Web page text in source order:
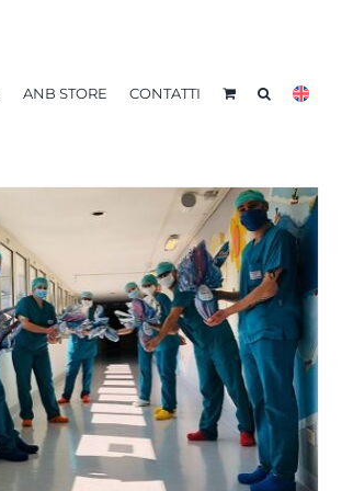
ANB STORE CONTATTI